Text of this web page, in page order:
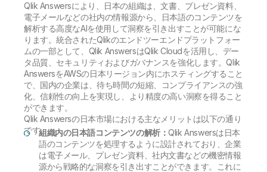
Qlik Answersにより、日本の組織は、文書、プレゼン資料、
電子メールなどの社内の情報源から、日本語のコンテンツを
解析する高度なAIを使用して洞察を引き出すことが可能にな
ります。統合されたQlikのエンドツーエンドプラットフォー
ムの一部として、Qlik AnswersはQlik Cloudを活用し、デー
タ品質、セキュリティおよびガバナンスを強化します。Qlik
AnswersをAWSの日本リージョン内にホスティングすること
で、国内の企業は、待ち時間の短縮、コンプライアンスの強
化、信頼性の向上を実現し、より精度の高い洞察を得ること
ができます。
Qlik Answersの日本市場における主なメリットは以下の通り
です。組織内の日本語コンテンツの解析：Qlik Answersは日本
語のコンテンツを処理するように設計されており、企業
は電子メール、プレゼン資料、社内文書などの機密情報
源から戦略的な洞察を引き出すことができます。これに